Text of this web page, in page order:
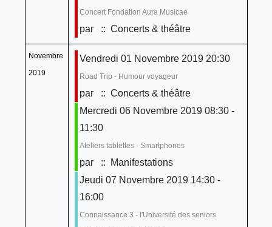
Concert Fondation Aura Musicae
par :: Concerts & théâtre
Novembre
2019
Vendredi 01 Novembre 2019 20:30
Road Trip - Humour voyageur
par
:: Concerts & théâtre
Mercredi 06 Novembre 2019 08:30 -
11:30
Ateliers tablettes - Smartphones
par
:: Manifestations
Jeudi 07 Novembre 2019 14:30 -
16:00
Connaissance 3 - l'Université des seniors